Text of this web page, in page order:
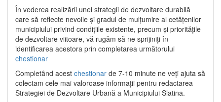
În vederea realizării unei strategii de dezvoltare durabilă
care să reflecte nevoile și gradul de mulțumire al cetățenilor
municipiului privind condițiile existente, precum și prioritățile
de dezvoltare viitoare, vă rugăm să ne sprijiniți în
identificarea acestora prin completarea următorului
chestionar
Completând acest chestionar de 7-10 minute ne veți ajuta să
colectam cele mai valoroase informații pentru redactarea
Strategiei de Dezvoltare Urbană a Municipiului Slatina.